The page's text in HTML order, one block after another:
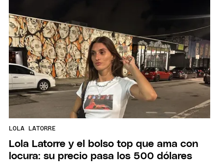
LOLA LATORRE
Lola Latorre y el bolso top que ama con
locura: su precio pasa los 500 dólares